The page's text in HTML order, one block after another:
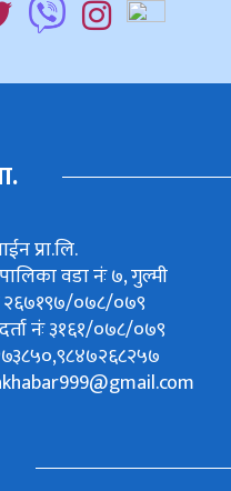
प्रा.लि.
वडा नंः ७, गुल्मी
२६७१९७/०७८/०७९
नंः ३१६१/०७८/०७९